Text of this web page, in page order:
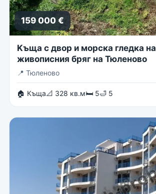
159 000 €
Kъща с двор и морска гледка на
живописния бряг на Тюленово
📍 Тюленово
🏠 Къща📐 328 кв.м🛏 5🛁 5